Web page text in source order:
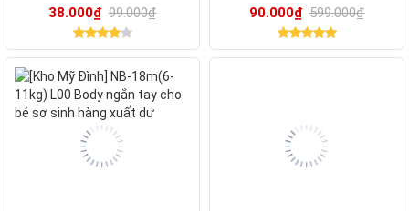
38.000₫ 99.000₫ 90.000₫ 599.000₫